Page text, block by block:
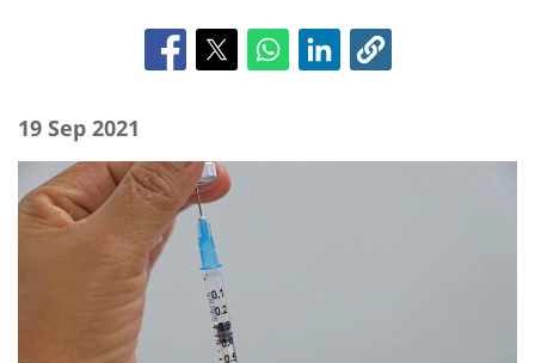
19 Sep 2021